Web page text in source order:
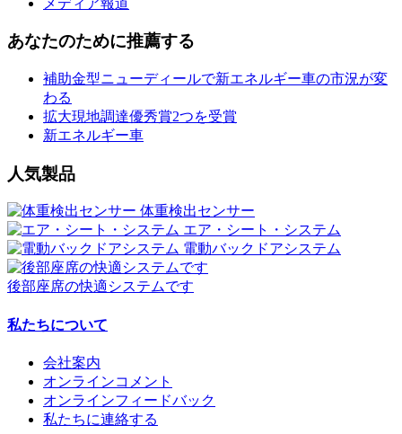
あなたのために推薦する
補助金型ニューディールで新エネルギー車の市況が変
わる
拡大現地調達優秀賞2つを受賞
新エネルギー車
人気製品
体重検出センサー
エア・シート・システム
電動バックドアシステム
後部座席の快適システムです
私たちについて
会社案内
オンラインコメント
オンラインフィードバック
私たちに連絡する